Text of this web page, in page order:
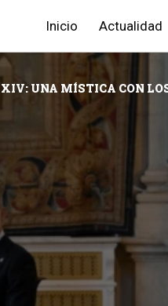
Inicio Actualidad
UNA MÍSTICA CON